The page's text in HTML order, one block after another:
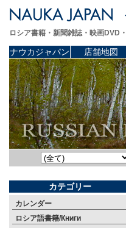
ロシア書籍・新聞雑誌・映画
ナウカジャパン 店舗地図
カテゴリー
カレンダー
ロシア語書籍/Книги